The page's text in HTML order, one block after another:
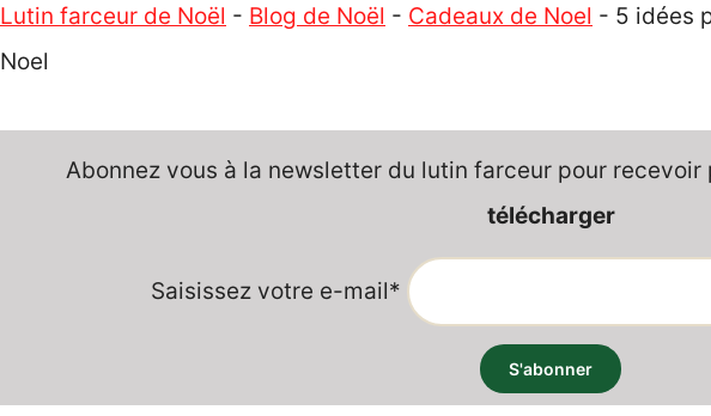
Lutin farceur de Noël - Blog de Noël - Cadeaux de Noel - 5 idées
Noel
Abonnez vous à la newsletter du lutin farceur pour
télécharger
Saisissez votre e-mail*